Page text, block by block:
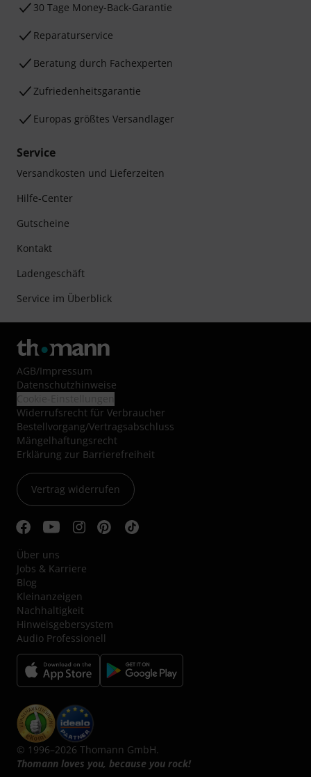
30 Tage Money-Back-Garantie
Reparaturservice
Beratung durch Fachexperten
Zufriedenheitsgarantie
Europas größtes Versandlager
Service
Versandkosten und Lieferzeiten
Hilfe-Center
Gutscheine
Kontakt
Ladengeschäft
Service im Überblick
AGB/Impressum
Datenschutzhinweise
Widerrufsrecht für Verbraucher
Bestellvorgang/Vertragsabschluss
Mängelhaftungsrecht
Erklärung zur Barrierefreiheit
Vertrag widerrufen
Über uns
Jobs & Karriere
Blog
Kleinanzeigen
Nachhaltigkeit
Hinweisgebersystem
Audio Professionell
© 1996–2026 Thomann GmbH.
Thomann loves you, because you rock!